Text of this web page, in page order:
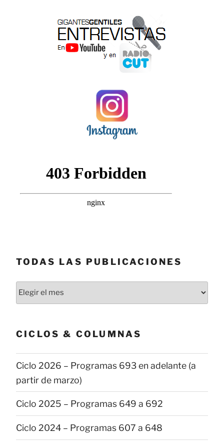
TODAS LAS PUBLICACIONES
Todas
CICLOS & COLUMNAS
Ciclo 2026 – Programas 693 en adelante (a
partir de marzo)
Ciclo 2025 – Programas 649 a 692
Ciclo 2024 – Programas 607 a 648